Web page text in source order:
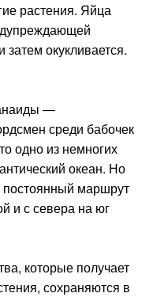
растения. Яйца
окукливается.
—
среди бабочек
одно из немногих
океан. Но
маршрут
и с севера на юг
которые получает
сохраняются в